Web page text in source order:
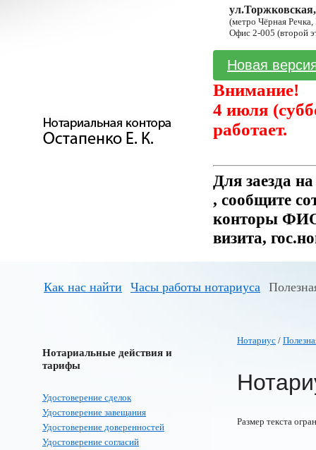
(метро Чёрная
Офис 2-005 (второй
Новая
Внимание!
4 июля
работает.
Для заезда
, сообщите
конторы ФИО
визита,
Как нас найти Часы работы нотариуса
Нотариальные действия и
тарифы
Удостоверение сделок
Удостоверение завещания
Удостоверение доверенностей
Удостоверение согласий
Нотариус /
Размер текста